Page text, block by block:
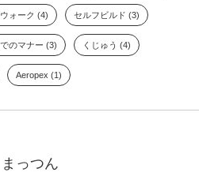
ォーク (4) セルフビルド (3)
のマナー (3) くじゅう (4)
Aeropex (1)
まっつん